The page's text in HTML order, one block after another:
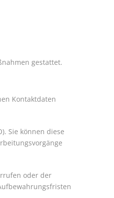
gestattet.
Kontaktdaten
Sie können diese
oder der